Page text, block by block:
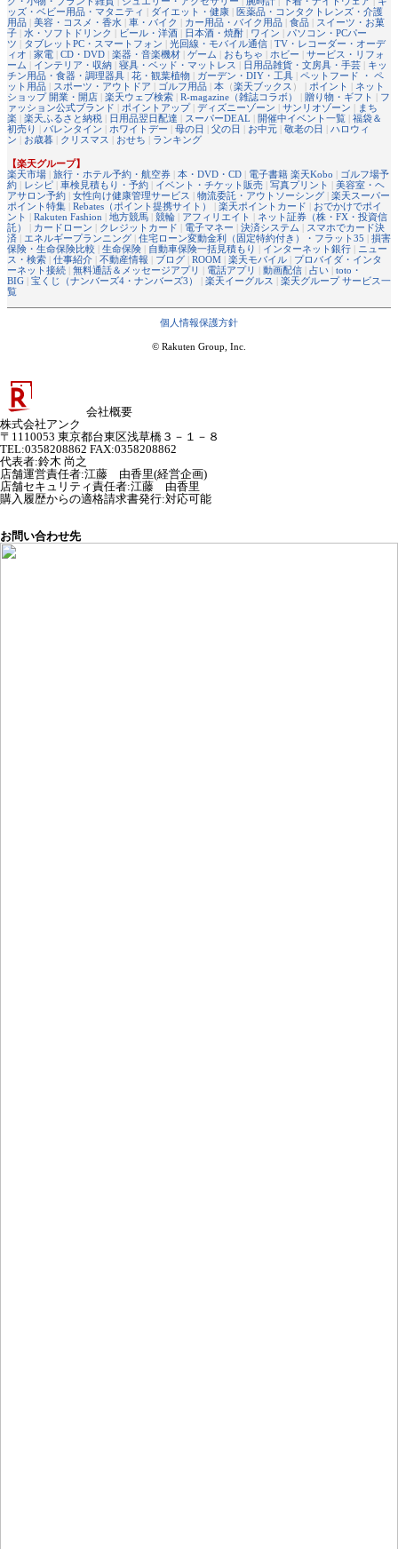
ッズ・ベビー用品・マタニティ | ダイエット・健康 | 医薬品・コンタクトレンズ・介護
用品 | 美容・コスメ・香水 | 車・バイク | カー用品・バイク用品 | 食品 | スイーツ・お菓
子 | 水・ソフトドリンク | ビール・洋酒 | 日本酒・焼酎 | ワイン | パソコン・PCパー
ツ | タブレットPC・スマートフォン | 光回線・モバイル通信 | TV・レコーダー・オーデ
ィオ | 家電 | CD・DVD | 楽器・音楽機材 | ゲーム | おもちゃ | ホビー | サービス・リフォ
ーム | インテリア・収納 | 寝具・ベッド・マットレス | 日用品雑貨・文房具・手芸 | キッ
チン用品・食器・調理器具 | 花・観葉植物 | ガーデン・DIY・工具 | ペットフード ・ ペ
ット用品 | スポーツ・アウトドア | ゴルフ用品 | 本 （楽天ブックス ） | ポイント | ネット
ショップ 開業・開店 | 楽天ウェブ検索 | R-magazine（雑誌コラボ） | 贈り物・ギフト | フ
ァッション公式ブランド | ポイントアップ| ディズニーゾーン | サンリオゾーン | まち
楽 | 楽天ふるさと納税 | 日用品翌日配達 | スーパーDEAL | 開催中イベント一覧 | 福袋＆
初売り | バレンタイン | ホワイトデー | 母の日 | 父の日 | お中元 | 敬老の日 | ハロウィ
ン | お歳暮 | クリスマス | おせち | ランキング
【楽天グループ】
楽天市場 | 旅行・ホテル予約・航空券 | 本・DVD・CD | 電子書籍 楽天Kobo | ゴルフ場予
約 | レシピ | 車検見積もり・予約 | イベント・チケット販売 | 写真プリント | 美容室・ヘ
アサロン予約 | 女性向け健康管理サービス | 物流委託・アウトソーシング | 楽天スーパー
ポイント特集 | Rebates（ポイント提携サイト） | 楽天ポイントカード | おでかけでポイ
ント | Rakuten Fashion | 地方競馬 | 競輪 | アフィリエイト | ネット証券（株・FX・投資信
託）
| カードローン | クレジットカード | 電子マネー | 決済システム | スマホでカード決
済 | エネルギープランニング | 住宅ローン変動金利（固定特約付き）・フラット35 | 損害
保険・生命保険比較 | 生命保険 | 自動車保険一括見積もり | インターネット銀行 | ニュー
ス・検索 | 仕事紹介 | 不動産情報 | ブログ | ROOM | 楽天モバイル | プロバイダ・インタ
ーネット接続 | 無料通話＆メッセージアプリ | 電話アプリ | 動画配信 | 占い | toto・
BIG | 宝くじ（ナンバーズ4・ナンバーズ3） | 楽天イーグルス | 楽天グループ サービス一
覧
個人情報保護方針
© Rakuten Group, Inc.
会社概要
株式会社アンク
〒1110053 東京都台東区浅草橋３－１－８
TEL:0358208862 FAX:0358208862
代表者:鈴木 尚之
店舗運営責任者:江藤 由香里(経営企画)
店舗セキュリティ責任者:江藤 由香里
購入履歴からの適格請求書発行:対応可能
お問い合わせ先